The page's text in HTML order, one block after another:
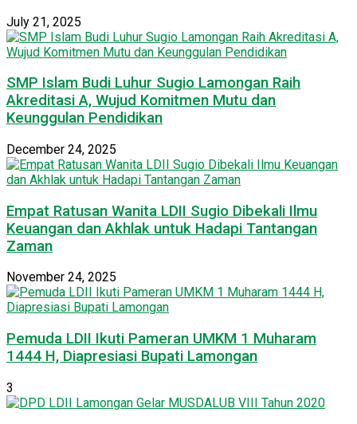
July 21, 2025
SMP Islam Budi Luhur Sugio Lamongan Raih
Akreditasi A, Wujud Komitmen Mutu dan
Keunggulan Pendidikan
December 24, 2025
Empat Ratusan Wanita LDII Sugio Dibekali Ilmu
Keuangan dan Akhlak untuk Hadapi Tantangan
Zaman
November 24, 2025
Pemuda LDII Ikuti Pameran UMKM 1 Muharam
1444 H, Diapresiasi Bupati Lamongan
3